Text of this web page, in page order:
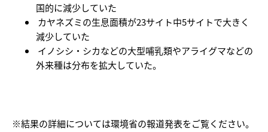
国的に減少していた
カヤネズミの生息面積が23サイト中5サイトで大きく
減少していた
イノシシ・シカなどの大型哺乳類やアライグマなどの
外来種は分布を拡大していた。
※結果の詳細については環境省の報道発表をご覧ください。